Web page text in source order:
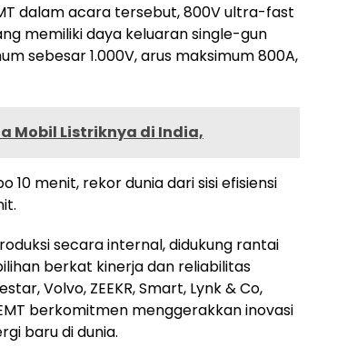
dalam acara tersebut, 800V ultra-fast
memiliki daya keluaran single-gun
sebesar 1.000V, arus maksimum 800A,
Mobil Listriknya di India,
menit, rekor dunia dari sisi efisiensi
secara internal, didukung rantai
berkat kinerja dan reliabilitas
Volvo, ZEEKR, Smart, Lynk & Co,
berkomitmen menggerakkan inovasi
baru di dunia.